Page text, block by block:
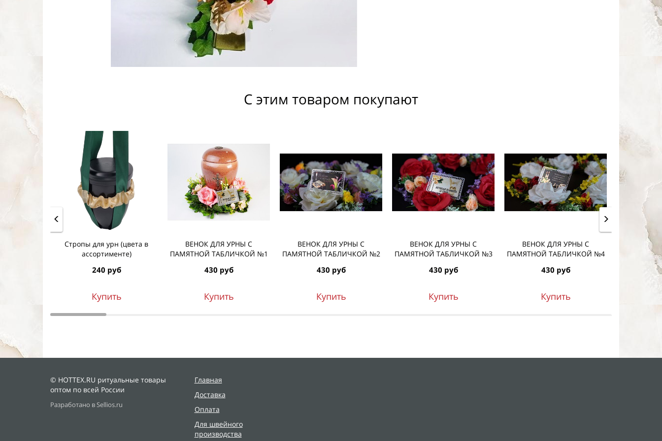
С этим товаром покупают
Стропы для урн (цвета в
ассортименте)
240 руб
Купить
ВЕНОК ДЛЯ УРНЫ С
ПАМЯТНОЙ ТАБЛИЧКОЙ №1
430 руб
Купить
ВЕНОК ДЛЯ УРНЫ С
ПАМЯТНОЙ ТАБЛИЧКОЙ №2
430 руб
Купить
ВЕНОК ДЛЯ УРНЫ С
ПАМЯТНОЙ ТАБЛИЧКОЙ №3
430 руб
Купить
ВЕНОК ДЛЯ УРНЫ С
ПАМЯТНОЙ ТАБЛИЧКОЙ №4
430 руб
Купить
Венок
© HOTTEX.RU ритуальные товары
оптом по всей России
Разработано в Sellios.ru
Главная
Доставка
Оплата
Для швейного
производства